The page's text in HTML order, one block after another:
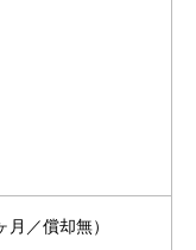
／償却無）